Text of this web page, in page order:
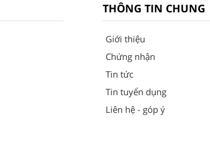
THÔNG TIN CHUNG
Giới thiệu
Chứng nhận
Tin tức
Tin tuyển dụng
Liên hệ - góp ý